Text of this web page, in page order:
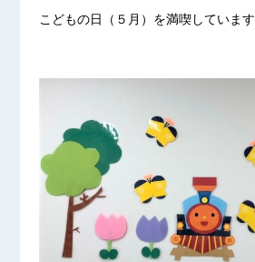
こどもの日（５月）を満喫しています